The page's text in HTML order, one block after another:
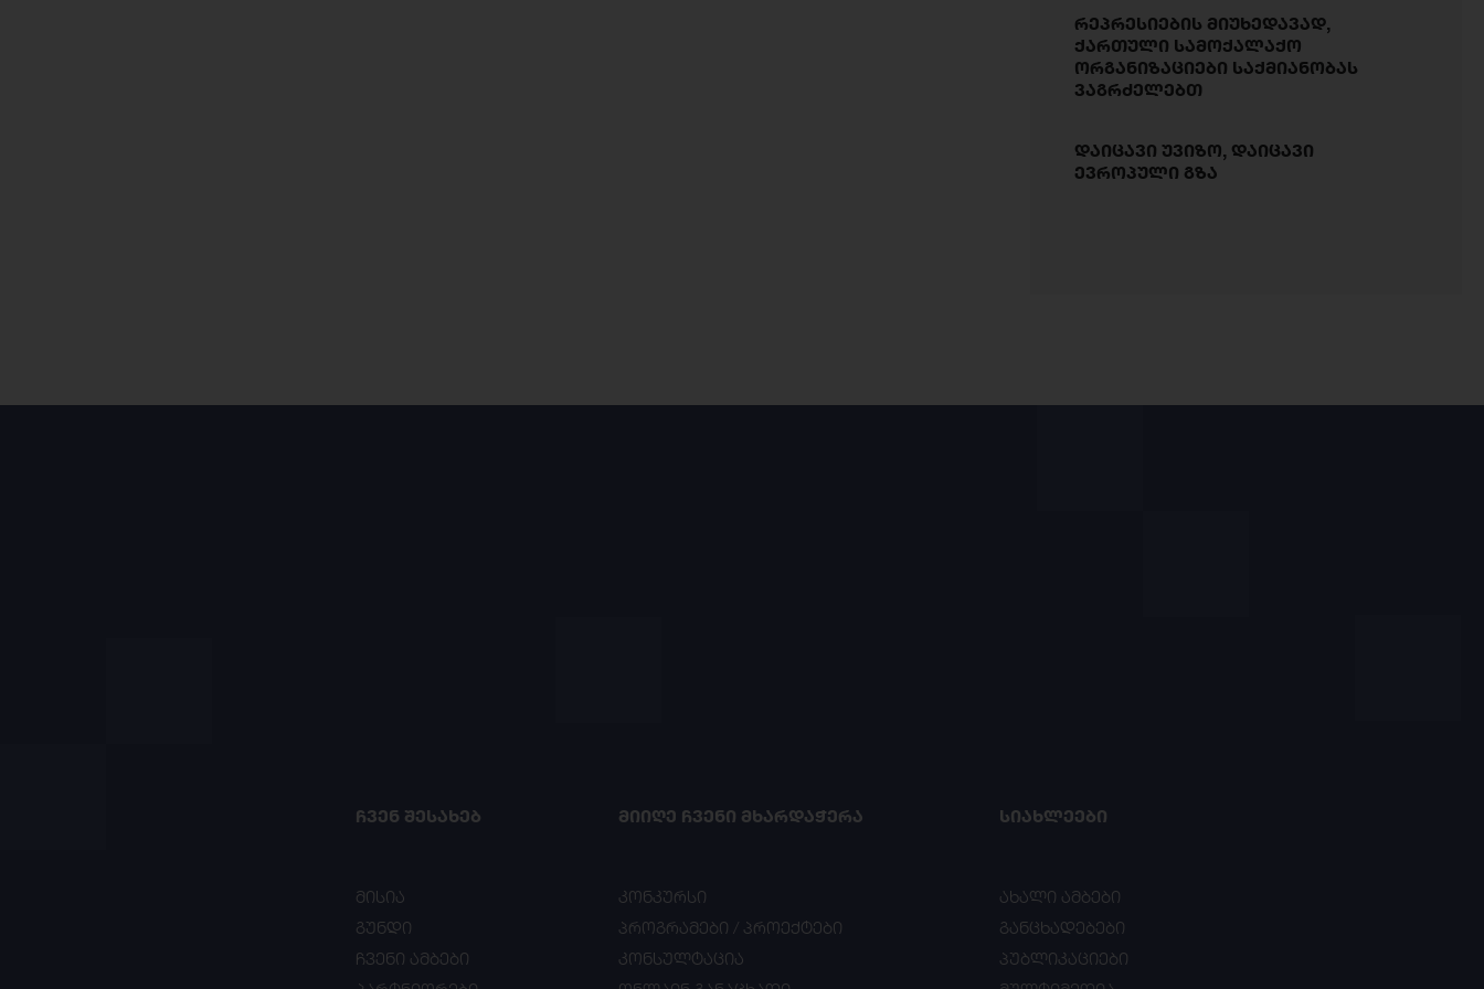
რეპრესიების მიუხედავად,
ქართული სამოქალაქო
ორგანიზაციები საქმიანობას
ვაგრძელებთ
დაიცავი უვიზო, დაიცავი
ევროპული გზა
ᲩᲕᲔᲜ ᲨᲔᲡᲐᲮᲔᲑ
მისია
გუნდი
ჩვენი ამბები
ᲛᲘᲘᲦᲔ ᲩᲕᲔᲜᲘ ᲛᲮᲐᲠᲓᲐᲭᲔᲠᲐ
კონკურსი
პროგრამები / პროექტები
კონსულტაცია
ᲡᲘᲐᲮᲚᲔᲔᲑᲘ
ახალი ამბები
განცხადებები
პუბლიკაციები